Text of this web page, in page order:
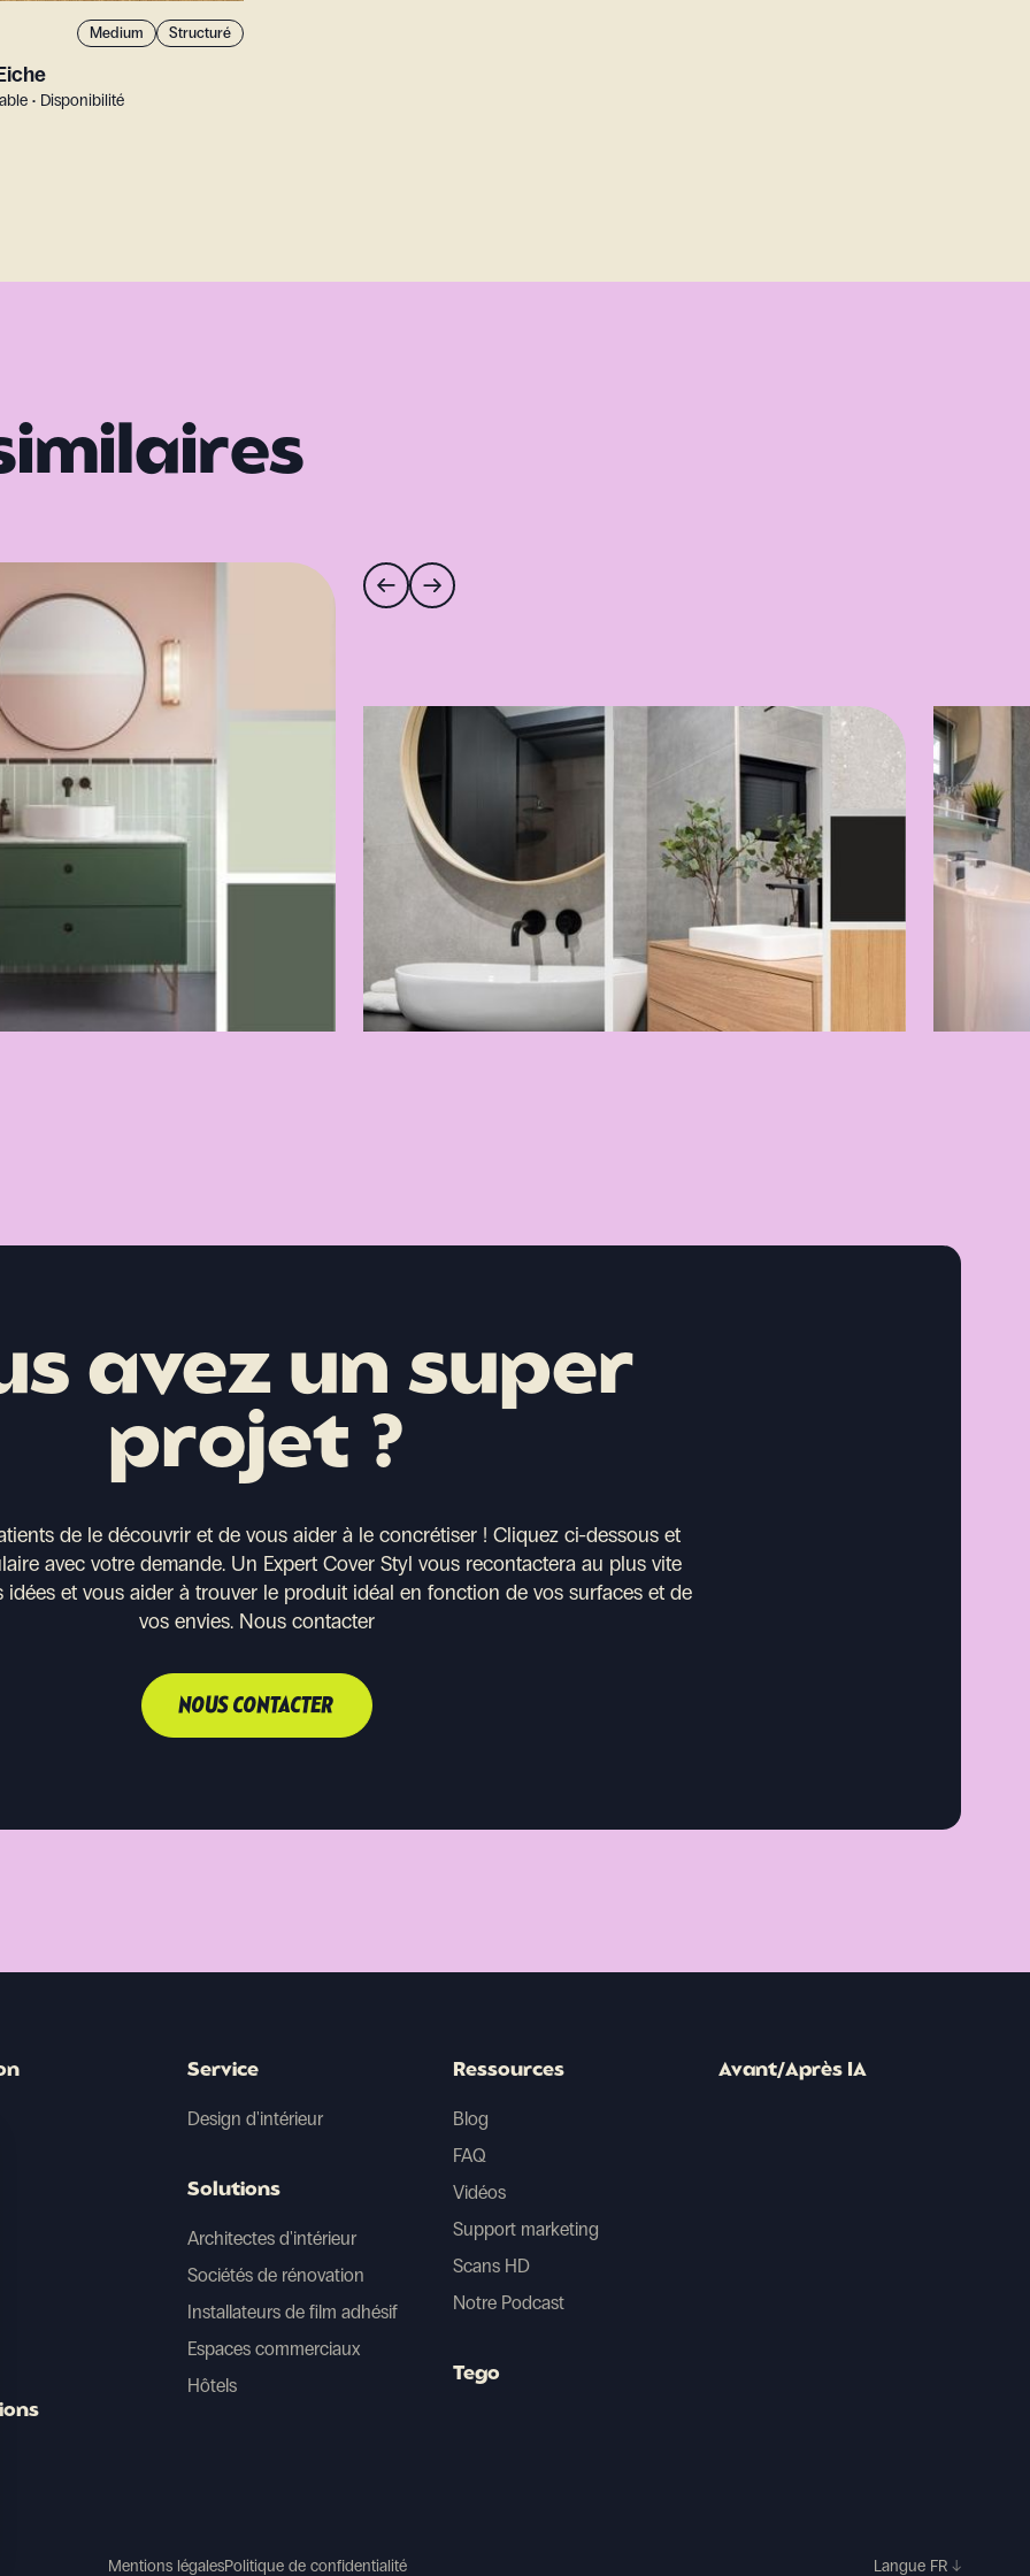
Medium Structuré
• Disponibilité
avez un super
projet ?
de le découvrir et de vous aider à le concrétiser ! Cliquez ci-dessous et
avec votre demande. Un Expert Cover Styl vous recontactera au plus vite
et vous aider à trouver le produit idéal en fonction de vos surfaces et de
vos envies. Nous contacter
NOUS CONTACTER
Service
Design d'intérieur
Solutions
Architectes d'intérieur
Sociétés de rénovation
Installateurs de film adhésif
Espaces commerciaux
Hôtels
Ressources
Blog
FAQ
Vidéos
Support marketing
Scans HD
Notre Podcast
Tego
Avant/Après IA
Mentions légalesPolitique de confidentialité Langue FR ↓